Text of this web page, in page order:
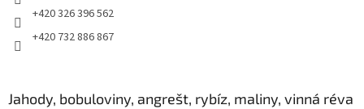
+420 326 396 562
+420 732 886 867
Jahody, bobuloviny, angrešt, rybíz, maliny, vinná réva